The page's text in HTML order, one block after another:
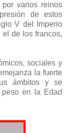
por varios reinos
de estos
V del Imperio
el de los francos,
sociales y
la fuerte
ámbitos y se
en la Edad